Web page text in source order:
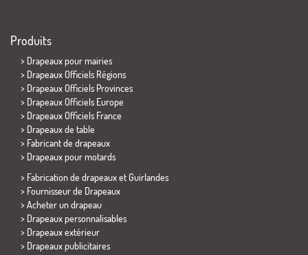
Produits
> Drapeaux pour mairies
> Drapeaux Officiels Régions
> Drapeaux Officiels Provinces
> Drapeaux Officiels Europe
> Drapeaux Officiels France
> Drapeaux de table
> Fabricant de drapeaux
> Drapeaux pour motards
> Fabrication de drapeaux et Guirlandes
> Fournisseur de Drapeaux
> Acheter un drapeau
> Drapeaux personnalisables
> Drapeaux extérieur
> Drapeaux publicitaires